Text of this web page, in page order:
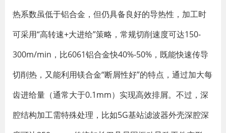
热系数虽低于铝合金，但仍具备良好的导热性，加工时
可采用“高转速+大进给”策略，常规切削速度可达150-
300m/min，比6061铝合金快40%-50%，既能快速传导
切削热，又能利用镁合金“断屑性好”的特点，通过加大每
齿进给量（通常大于0.1mm）实现高效排屑。不过，深
腔结构加工需特殊处理，比如5G基站滤波器外壳深腔深